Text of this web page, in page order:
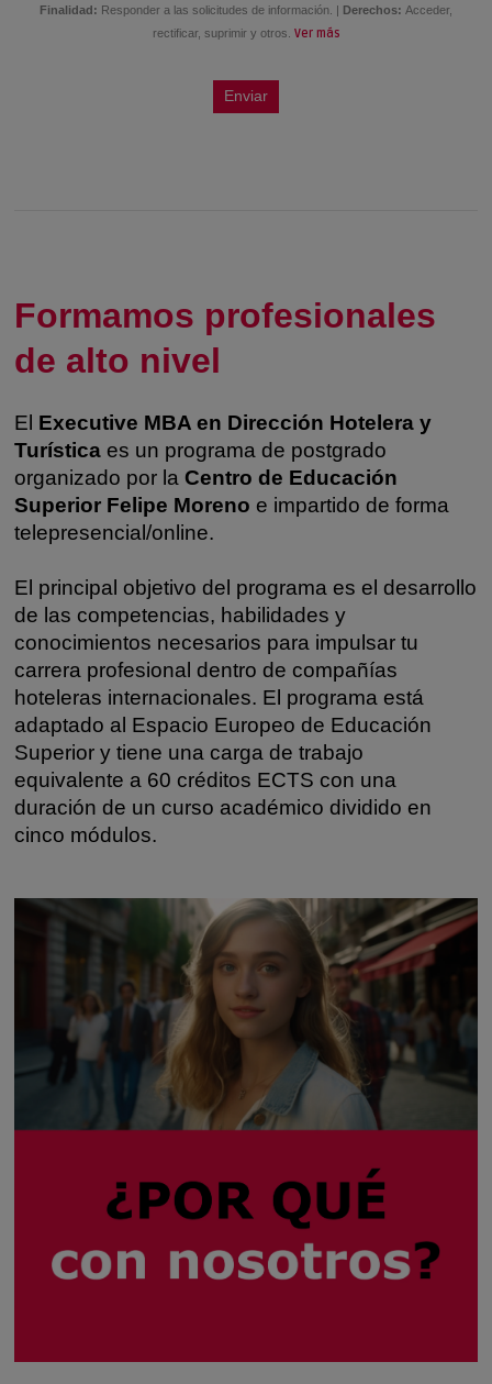
Formamos profesionales
de alto nivel
El Executive MBA en Dirección Hotelera y
Turística es un programa de postgrado
organizado por laCentro de Educación
Superior Felipe Moreno e impartido de forma
telepresencial/online.
El principal objetivo del programa es el desarrollo
de las competencias, habilidades y
conocimientos necesarios para impulsar tu
carrera profesional dentro de compañías
hoteleras internacionales. El programa está
adaptado al Espacio Europeo de Educación
Superior y tiene una carga de trabajo
equivalente a 60 créditos ECTS con una
duración de un curso académico dividido en
cinco módulos.